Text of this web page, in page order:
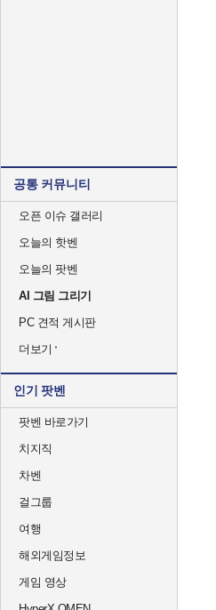
공통 커뮤니티
오픈 이슈 갤러리
오늘의 핫벤
오늘의 팟벤
AI 그림 그리기
PC 견적 게시판
더보기
인기 팟벤
팟벤 바로가기
치지직
차벤
걸그룹
여행
해외게임정보
게임 영상